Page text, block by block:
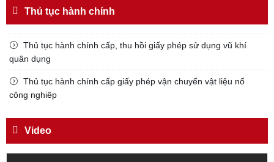
Đối với công việc, phải
Đối với địch, phải
Trích thư Chủ tịch Hồ Chí Minh
Thủ tục hành chính
Thủ tục hành chính cấp, thu hồi giấy phép sử dụng vũ khí
quân dụng
Thủ tục hành chính cấp giấy phép vận chuyển vật liệu nổ
công nghiêp
Video